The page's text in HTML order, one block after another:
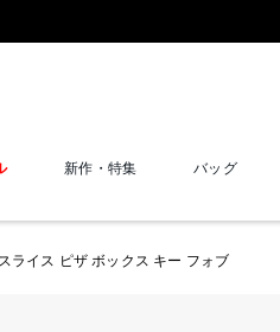
新作・特集 バッグ
スライス ピザ ボックス キー フォブ